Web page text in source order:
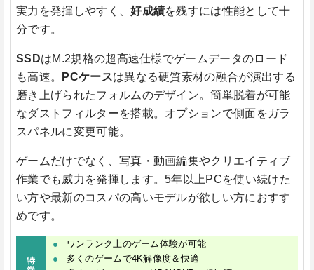
実力を発揮しやすく、好成績を残すには性能として十
分です。
SSDはM.2規格の超高速仕様でゲームデータのロード
も高速。
PCケースは異なる硬質素材の融合が演出する
磨き上げられたフォルムのデザイン。簡単脱着が可能
なダストフィルターを搭載。オプションで側面をガラ
スパネルに変更可能。
ゲームだけでなく、写真・動画編集やクリエイティブ
作業でも威力を発揮します。5年以上PCを使い続けた
い方や最新のコスパの高いモデルが欲しい方におすす
めです。
特
ワンランク上のゲーム体験が可能
多くのゲームで4K解像度＆快適